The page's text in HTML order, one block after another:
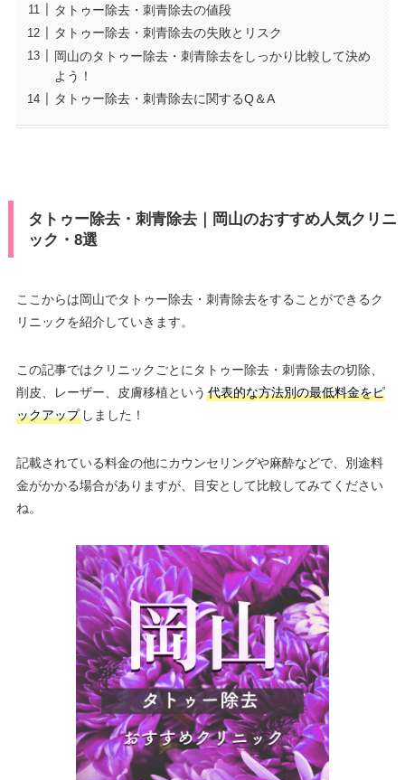
タトゥー除去・刺青除去の値段
タトゥー除去・刺青除去の失敗とリスク
岡山のタトゥー除去・刺青除去をしっかり比較して決め
よう！
タトゥー除去・刺青除去に関するQ＆A
タトゥー除去・刺青除去｜岡山のおすすめ人気クリニ
ック・8選
ここからは岡山でタトゥー除去・刺青除去をすることができるク
リニックを紹介していきます。
この記事ではクリニックごとにタトゥー除去・刺青除去の切除、
削皮、レーザー、皮膚移植という 代表的な方法別の最低料金をピ
ックアップしました！
記載されている料金の他にカウンセリングや麻酔などで、別途料
金がかかる場合がありますが、目安として比較してみてください
ね。